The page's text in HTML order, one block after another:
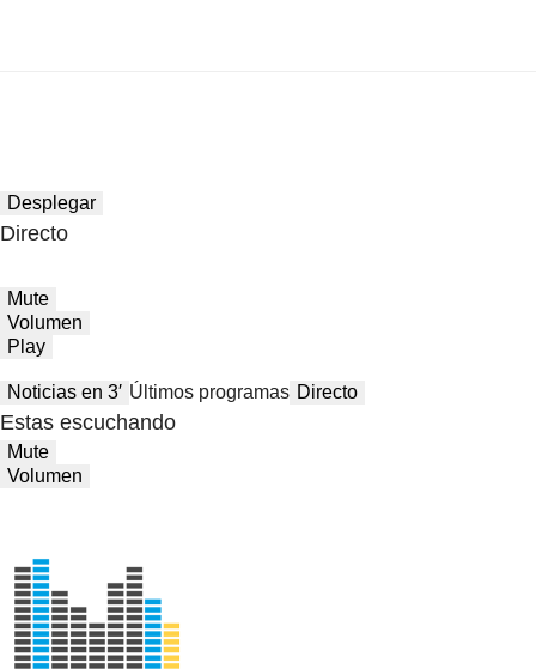
Desplegar
Directo
Mute
Volumen
Play
Noticias en 3′ Últimos programas Directo
Estas escuchando
Mute
Volumen